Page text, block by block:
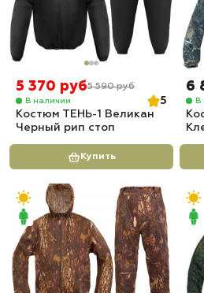
5 370 руб5 590 руб
В наличии
5
Костюм ТЕНЬ-1 Великан
Черный рип стоп
Купить
6
В